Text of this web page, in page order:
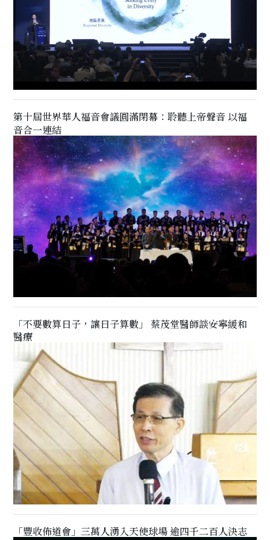
第十屆世界華人福音會議圓滿閉幕：聆聽上帝聲音 以福
音合一連結
「不要數算日子，讓日子算數」 蔡茂堂醫師談安寧緩和
醫療
「豐收佈道會」三萬人湧入天使球場 逾四千二百人決志